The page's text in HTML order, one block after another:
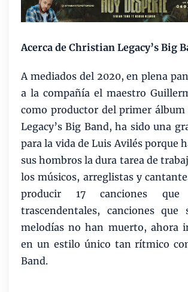
Acerca de Christian Legacy’s Big
A mediados del 2020, en plena
a la compañía el maestro
como productor del primer álbum
Legacy’s Big Band, ha sido una
para la vida de Luis Avilés porque
sus hombros la dura tarea de
los músicos, arreglistas y
producir 17 canciones
trascendentales, canciones
melodías no han muerto, ahora
en un estilo único tan rítmico
Band.